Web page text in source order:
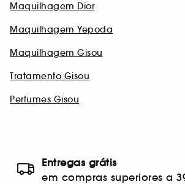
Maquilhagem Dior
Maquilhagem Yepoda
Maquilhagem Gisou
Tratamento Gisou
Perfumes Gisou
Entregas grátis
em compras superiores a